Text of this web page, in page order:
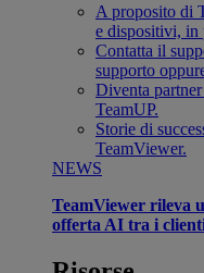
A proposito di
e dispositivi, in
Contatta il
supporto
Diventa partner
TeamUP.
Storie di
TeamViewer.
NEWS
TeamViewer rileva
offerta AI tra i